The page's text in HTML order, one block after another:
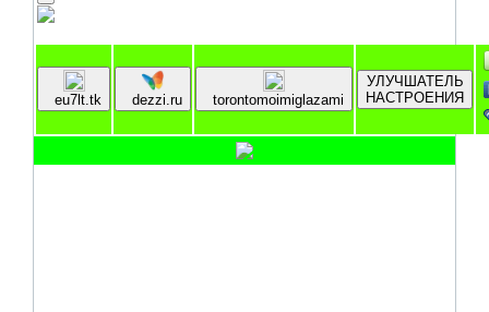
eu7lt.tk dezzi.ru torontomoimiglazami
УЛУЧШАТЕЛЬ
НАСТРОЕНИЯ